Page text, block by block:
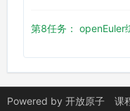
第8任务： openEuler
Powered by 开放原子 课